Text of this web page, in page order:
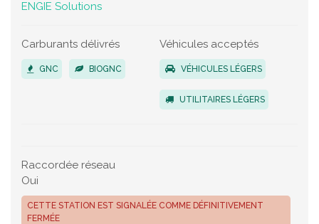
ENGIE Solutions
Carburants délivrés
GNC BIOGNC
Véhicules acceptés
VÉHICULES LÉGERS
UTILITAIRES LÉGERS
Raccordée réseau
Oui
CETTE STATION EST SIGNALÉE COMME DÉFINITIVEMENT
FERMÉE